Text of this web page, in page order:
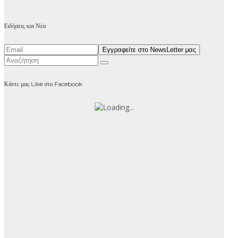
Ειδήσεις και Νέα
Κάντε μας Like στο Facebook